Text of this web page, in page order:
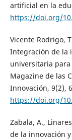
artificial en la
https://doi.org/
Vicente Rodrigo,
Integración de la
universitaria
Magazine de las
Innovación, 9(2),
https://doi.org/
Zabala, A.,
de la innovación